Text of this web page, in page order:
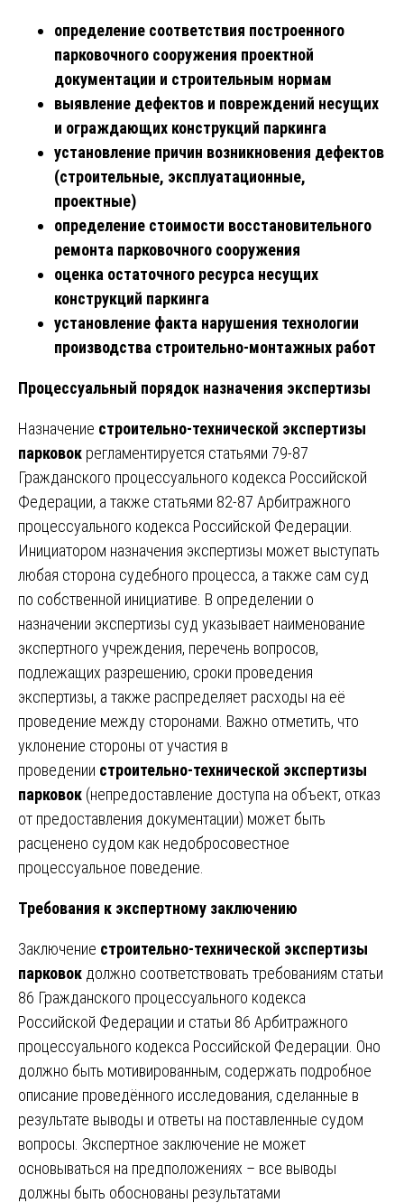
определение соответствия построенного
парковочного сооружения проектной
документации и строительным нормам
выявление дефектов и повреждений несущих
и ограждающих конструкций паркинга
установление причин возникновения дефектов
(строительные, эксплуатационные,
проектные)
определение стоимости восстановительного
ремонта парковочного сооружения
оценка остаточного ресурса несущих
конструкций паркинга
установление факта нарушения технологии
производства строительно-монтажных работ
Процессуальный порядок назначения экспертизы
Назначение строительно-технической экспертизы
парковок регламентируется статьями 79-87
Гражданского процессуального кодекса Российской
Федерации, а также статьями 82-87 Арбитражного
процессуального кодекса Российской Федерации.
Инициатором назначения экспертизы может выступать
любая сторона судебного процесса, а также сам суд
по собственной инициативе. В определении о
назначении экспертизы суд указывает наименование
экспертного учреждения, перечень вопросов,
подлежащих разрешению, сроки проведения
экспертизы, а также распределяет расходы на её
проведение между сторонами. Важно отметить, что
уклонение стороны от участия в
проведении строительно-технической экспертизы
парковок (непредоставление доступа на объект, отказ
от предоставления документации) может быть
расценено судом как недобросовестное
процессуальное поведение.
Требования к экспертному заключению
Заключение строительно-технической экспертизы
парковок должно соответствовать требованиям статьи
86 Гражданского процессуального кодекса
Российской Федерации и статьи 86 Арбитражного
процессуального кодекса Российской Федерации. Оно
должно быть мотивированным, содержать подробное
описание проведённого исследования, сделанные в
результате выводы и ответы на поставленные судом
вопросы. Экспертное заключение не может
основываться на предположениях – все выводы
должны быть обоснованы результатами